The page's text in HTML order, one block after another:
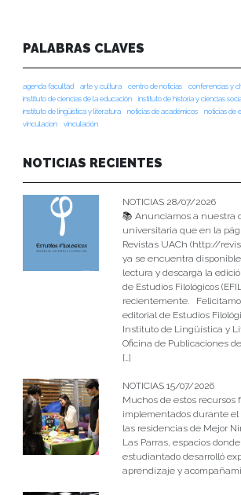
PALABRAS CLAVES
agenda facultad arte y cultura centro de noticias conferencias y
instituto de ciencias de la educación
instituto de historia y ciencias
instituto de lingüística y literatura
noticias de académicos
noticias de
vinculacion
vinculación
NOTICIAS RECIENTES
NOTICIAS 28/07/2026
📚 Anunciamos a nuestra
universitaria que en la
Revistas UACh (http://
ya se encuentra
lectura y descarga la
de Estudios Filológicos
recientemente.
editorial de Estudios
Instituto de Lingüística y
Oficina de Publicaciones
[…]
NOTICIAS 15/07/2026
Muchos de estos recursos
implementados durante el
las residencias de Mejor
Las Parras, espacios
estudiantado desarrolló
aprendizaje y